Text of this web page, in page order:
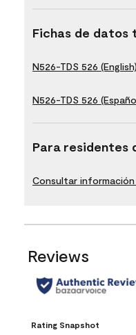
Fichas de datos
N526-TDS 526 (English)
N526-TDS 526
Para residentes
Consultar
Reviews
Rating Snapshot